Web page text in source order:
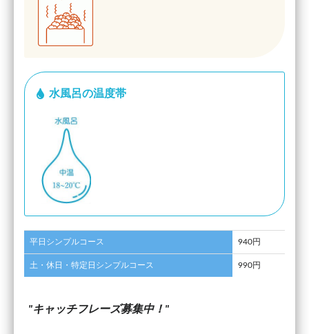
水風呂の温度帯
平日シンプルコース 940円
土・休日・特定日シンプルコース 990円
キャッチフレーズ募集中！